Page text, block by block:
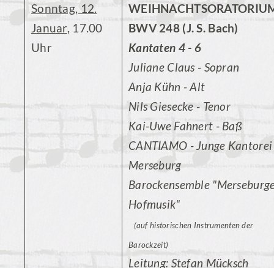
Sonntag, 12.
Januar, 17.00
Uhr
BWV 248 (J. S. Bach)
Kantaten 4 - 6
Juliane Claus - Sopran
Anja Kühn - Alt
Nils Giesecke - Tenor
Kai-Uwe Fahnert - Baß
CANTIAMO - Junge Kantorei
Merseburg
Barockensemble
Hofmusik"
(auf historischen Instrumenten der
Barockzeit)
Leitung: Stefan Mücksch